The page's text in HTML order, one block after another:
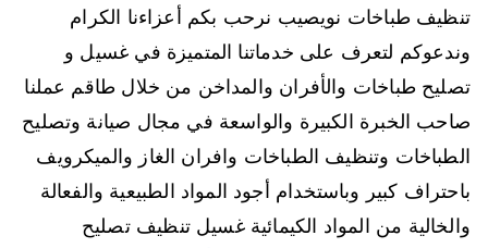
تنظيف طباخات نويصيب نرحب بكم أعزاءنا الكرام
وندعوكم لتعرف على خدماتنا المتميزة في غسيل و
تصليح طباخات والأفران والمداخن من خلال طاقم عملنا
صاحب الخبرة الكبيرة والواسعة في مجال صيانة وتصليح
الطباخات وتنظيف الطباخات وافران الغاز والميكرويف
باحتراف كبير وباستخدام أجود المواد الطبيعية والفعالة
والخالية من المواد الكيمائية غسيل تنظيف تصليح